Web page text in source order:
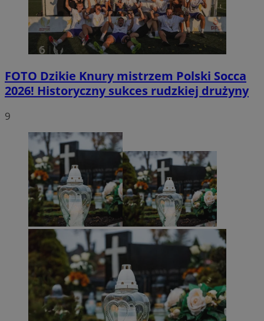
FOTO Dzikie Knury mistrzem Polski Socca
2026! Historyczny sukces rudzkiej drużyny
9